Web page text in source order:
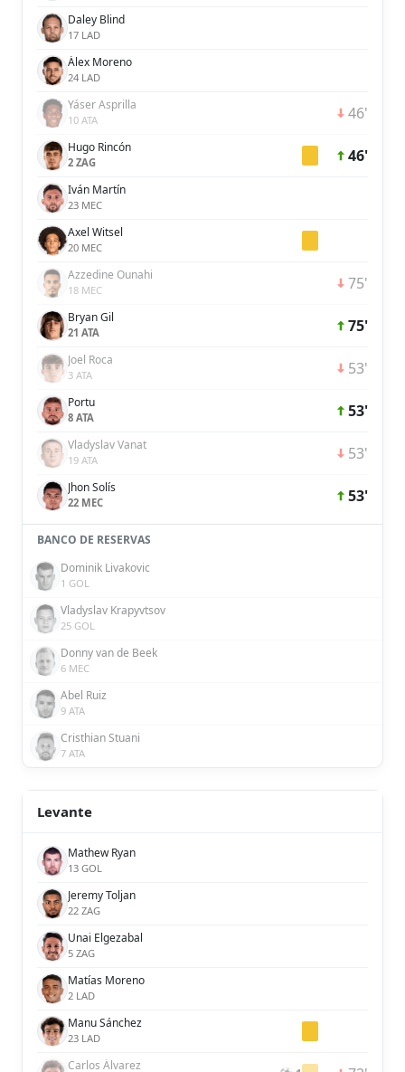
Daley Blind
17 LAD
Álex Moreno
24 LAD
Yáser Asprilla
10 ATA 46'
Hugo Rincón
2 ZAG 46'
Iván Martín
23 MEC
Axel Witsel
20 MEC
Azzedine Ounahi
18 MEC 75'
Bryan Gil
21 ATA 75'
Joel Roca
3 ATA 53'
Portu
8 ATA 53'
Vladyslav Vanat
19 ATA 53'
Jhon Solís
22 MEC 53'
BANCO DE RESERVAS
Dominik Livakovic
1 GOL
Vladyslav Krapyvtsov
25 GOL
Donny van de Beek
6 MEC
Abel Ruiz
9 ATA
Cristhian Stuani
7 ATA
Levante
Mathew Ryan
13 GOL
Jeremy Toljan
22 ZAG
Unai Elgezabal
5 ZAG
Matías Moreno
2 LAD
Manu Sánchez
23 LAD
Carlos Álvarez